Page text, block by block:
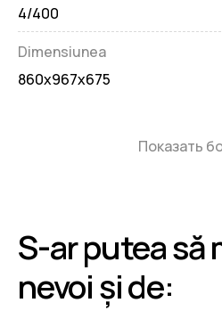
4/400
Dimensiunea
860x967x675
Показать
S-ar putea să
nevoi și de: